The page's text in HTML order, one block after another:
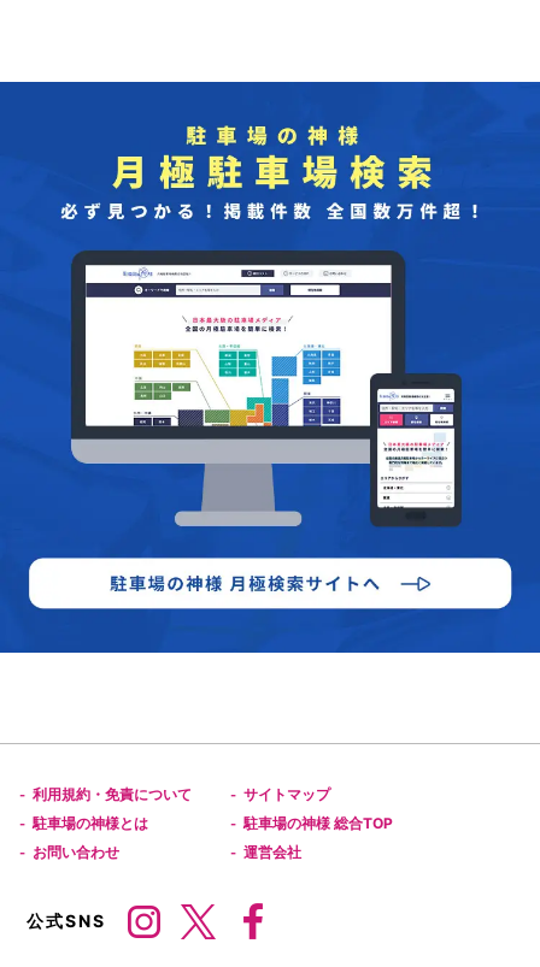
- 利用規約・免責について - サイトマップ
- 駐車場の神様とは - 駐車場の神様 総合TOP
- お問い合わせ - 運営会社
公式SNS